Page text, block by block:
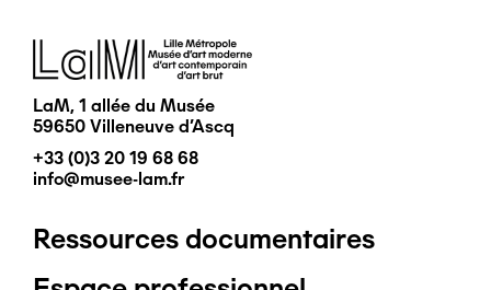
Image
LaM, 1 allée du Musée
59650 Villeneuve d'Ascq
+33 (0)3 20 19 68 68
info@musee-lam.fr
Pied
Ressources documentaires